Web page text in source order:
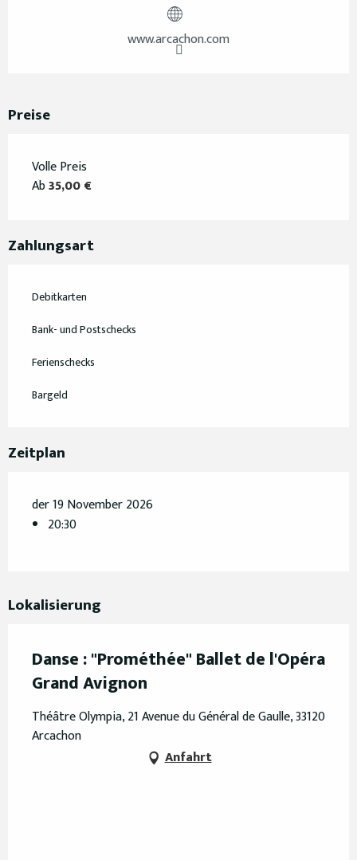
www.arcachon.com
Preise
Volle Preis
Ab35,00 €
Zahlungsart
Debitkarten
Bank- und Postschecks
Ferienschecks
Bargeld
Zeitplan
der 19 November 2026
20:30
Lokalisierung
Danse : "Prométhée" Ballet de l'Opéra
Grand Avignon
Théâtre Olympia, 21 Avenue du Général de Gaulle, 33120
Arcachon
Anfahrt